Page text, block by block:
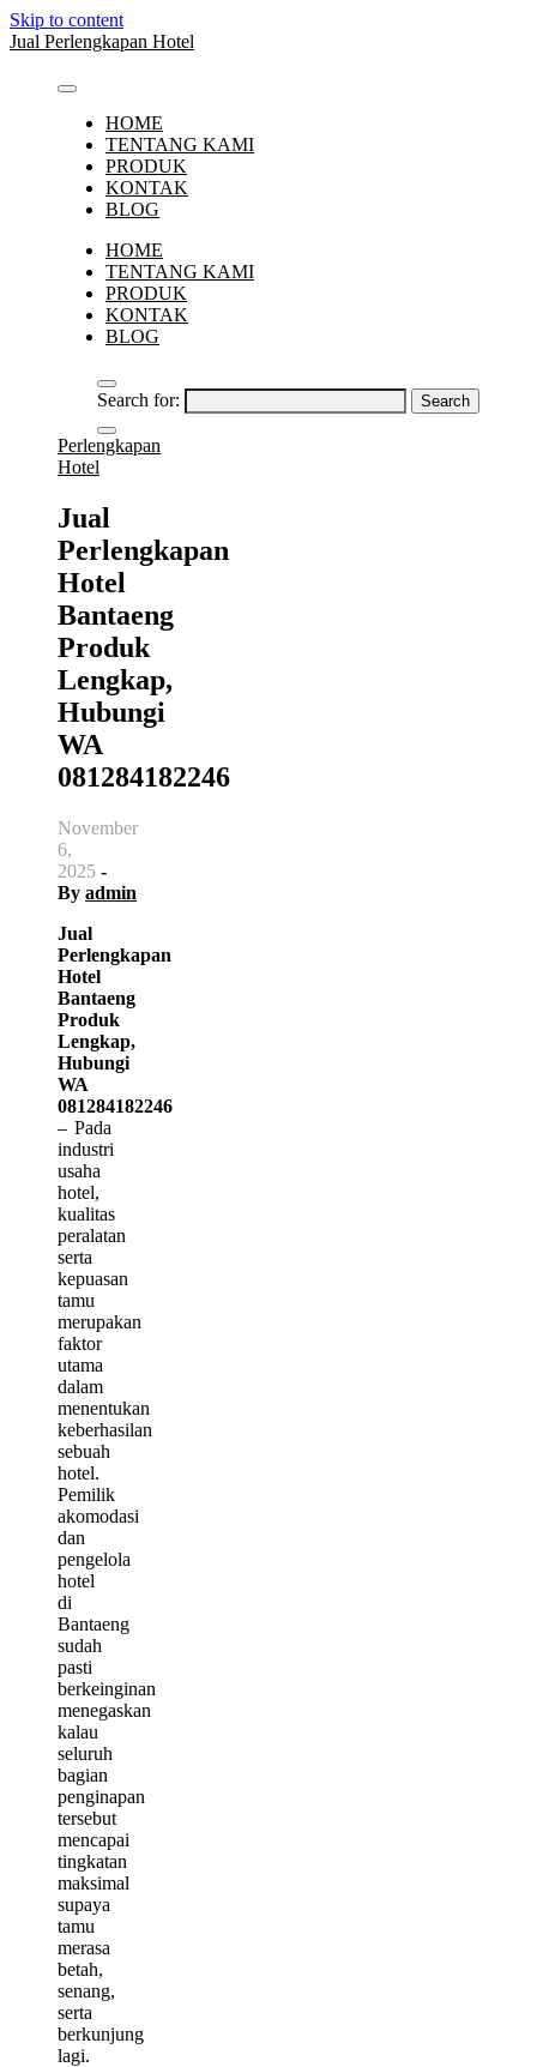
Skip to content
Jual Perlengkapan Hotel
HOME
TENTANG KAMI
PRODUK
KONTAK
BLOG
HOME
TENTANG KAMI
PRODUK
KONTAK
BLOG
Search for:
Perlengkapan
Hotel
Jual
Perlengkapan
Hotel
Bantaeng
Produk
Lengkap,
Hubungi
WA
081284182246
November
6,
2025 -
By admin
Jual
Perlengkapan
Hotel
Bantaeng
Produk
Lengkap,
Hubungi
WA
081284182246
– Pada
industri
usaha
hotel,
kualitas
peralatan
serta
kepuasan
tamu
merupakan
faktor
utama
dalam
menentukan
keberhasilan
sebuah
hotel.
Pemilik
akomodasi
dan
pengelola
hotel
di
Bantaeng
sudah
pasti
berkeinginan
menegaskan
kalau
seluruh
bagian
penginapan
tersebut
mencapai
tingkatan
maksimal
supaya
tamu
merasa
betah,
senang,
serta
berkunjung
lagi.